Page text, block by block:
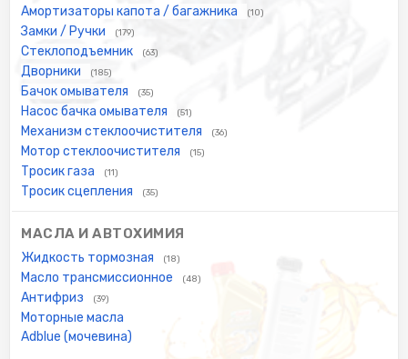
Амортизаторы капота / багажника (10)
Замки / Ручки (179)
Стеклоподъемник (63)
Дворники (185)
Бачок омывателя (35)
Насос бачка омывателя (51)
Механизм стеклоочистителя (36)
Мотор стеклоочистителя (15)
Тросик газа (11)
Тросик сцепления (35)
МАСЛА И АВТОХИМИЯ
Жидкость тормозная (18)
Масло трансмиссионное (48)
Антифриз (39)
Моторные масла
Adblue (мочевина)